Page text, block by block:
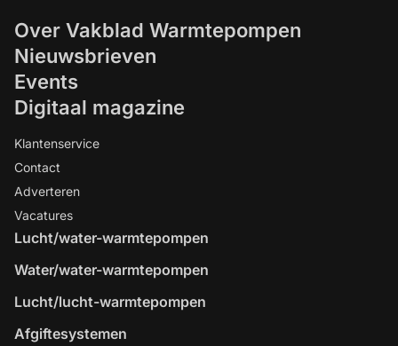
Over Vakblad Warmtepompen
Nieuwsbrieven
Events
Digitaal magazine
Klantenservice
Contact
Adverteren
Vacatures
Lucht/water-warmtepompen
Water/water-warmtepompen
Lucht/lucht-warmtepompen
Afgiftesystemen